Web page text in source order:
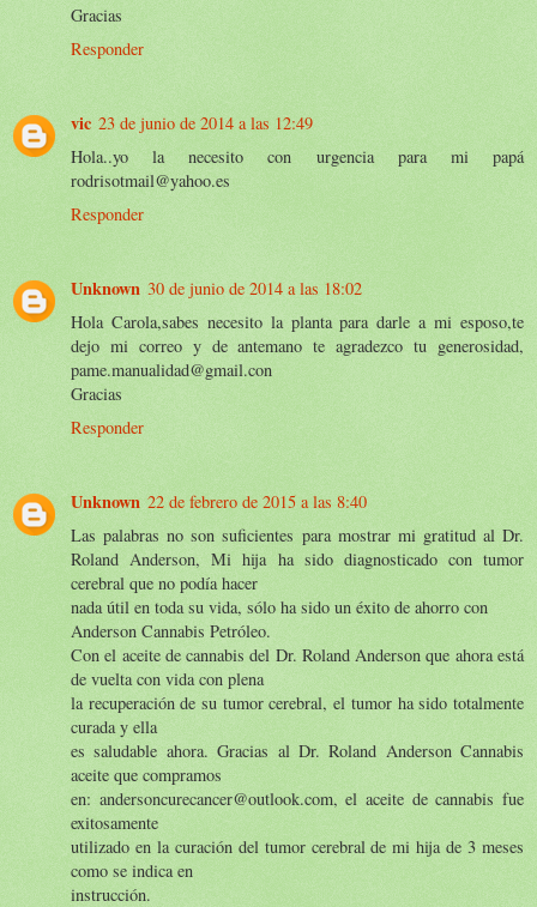
Gracias
Responder
vic 23 de junio de 2014 a las 12:49
Hola..yo la necesito con urgencia para mi papá
rodrisotmail@yahoo.es
Responder
Unknown 30 de junio de 2014 a las 18:02
Hola Carola,sabes necesito la planta para darle a mi esposo,te
dejo mi correo y de antemano te agradezco tu generosidad,
pame.manualidad@gmail.con
Gracias
Responder
Unknown 22 de febrero de 2015 a las 8:40
Las palabras no son suficientes para mostrar mi gratitud al Dr.
Roland Anderson, Mi hija ha sido diagnosticado con tumor
cerebral que no podía hacer
nada útil en toda su vida, sólo ha sido un éxito de ahorro con
Anderson Cannabis Petróleo.
Con el aceite de cannabis del Dr. Roland Anderson que ahora está
de vuelta con vida con plena
la recuperación de su tumor cerebral, el tumor ha sido totalmente
curada y ella
es saludable ahora. Gracias al Dr. Roland Anderson Cannabis
aceite que compramos
en: andersoncurecancer@outlook.com, el aceite de cannabis fue
exitosamente
utilizado en la curación del tumor cerebral de mi hija de 3 meses
como se indica en
instrucción.